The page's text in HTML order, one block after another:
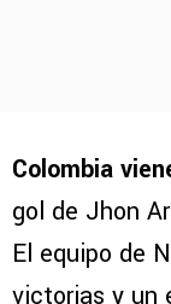
Colombia
gol de Jhon
El equipo de
victorias y un